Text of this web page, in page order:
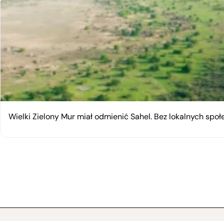
Wielki Zielony Mur miał odmienić Sahel. Bez lokalnych